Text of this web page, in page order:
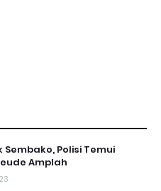
Sembako, Polisi Temui
Amplah